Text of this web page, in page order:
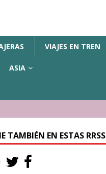
VIAJES EN TREN
ASIA
TAMBIÉN EN ESTAS RRSS